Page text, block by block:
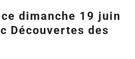
dimanche 19 juin
Découvertes des